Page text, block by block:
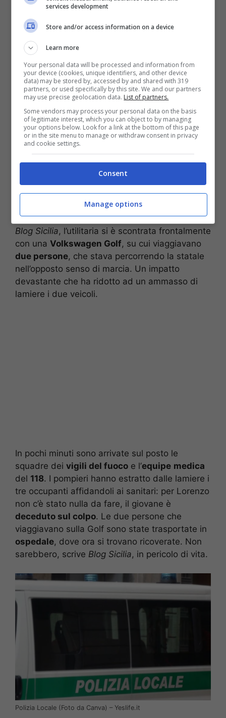
Alessandra Vicentini, la 36enne uccisa
uomo
Investito e ucciso da un treno regionale:
ipotesi gesto estremo
provincia diPalermo, dove alle prime luci
dell’alba di oggi, domenica 2 aprile, un ragazzo
è morto in un incidente. La vittima è
Lorenzo
Asta,34enneresidente ad Alcamo.
trascorso la serata con la fidanzata, alla guida
Ford Fiesta. Per cause ancora da
chiarire, riferiscono alcune testate locali tra cui
Blog Sicilia, l’utilitaria si è scontrata frontalmente
con una Volkswagen Golf, su cui viaggiavano
due persone, che stava percorrendo la statale
nell’opposto senso di marcia. Un impatto
devastante che ha ridotto ad un ammasso di
lamiere i due veicoli.
In pochi minuti sono arrivate sul posto le
squadre dei vigili del fuoco e l’equipe medica
del 118. I pompieri hanno estratto dalle lamiere i
tre occupanti affidandoli ai sanitari: per Lorenzo
non c’è stato nulla da fare, il giovane è
deceduto sul colpo. Le due persone che
viaggiavano sulla Golf sono state trasportate in
ospedale, dove ora si trovano ricoverate. Non
sarebbero, scrive Blog Sicilia, in pericolo di vita.
Polizia Locale (Foto da Canva) – Yeslife.it
services development
Store and/or access information on a device
Learn more
Your personal data will be processed and information from
your device (cookies, unique identifiers, and other device
data) may be stored by, accessed by and shared with 319
partners, or used specifically by this site. We and our partners
may use precise geolocation data. List of partners.
Some vendors may process your personal data on the basis
of legitimate interest, which you can object to by managing
your options below. Look for a link at the bottom of this page
or in the site menu to manage or withdraw consent in privacy
and cookie settings.
Consent
Manage options